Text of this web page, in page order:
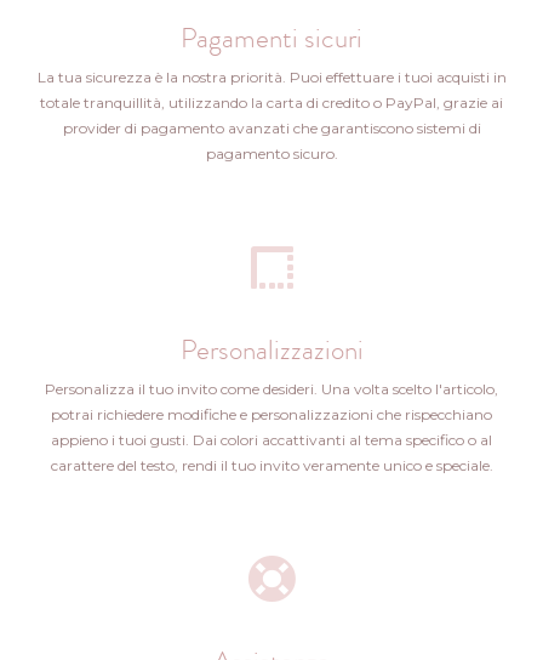
Pagamenti sicuri
La tua sicurezza è la nostra priorità. Puoi effettuare i tuoi acquisti in
totale tranquillità, utilizzando la carta di credito o PayPal, grazie ai
provider di pagamento avanzati che garantiscono sistemi di
pagamento sicuro.
Personalizzazioni
Personalizza il tuo invito come desideri. Una volta scelto l'articolo,
potrai richiedere modifiche e personalizzazioni che rispecchiano
appieno i tuoi gusti. Dai colori accattivanti al tema specifico o al
carattere del testo, rendi il tuo invito veramente unico e speciale.